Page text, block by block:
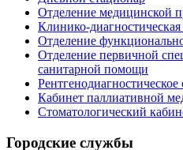
Отделение медицинской
Клинико-диагностическая
Отделение
Отделение первичной
санитарной помощи
Рентгенодиагностическое
Кабинет паллиативной
Стоматологический
Городские службы